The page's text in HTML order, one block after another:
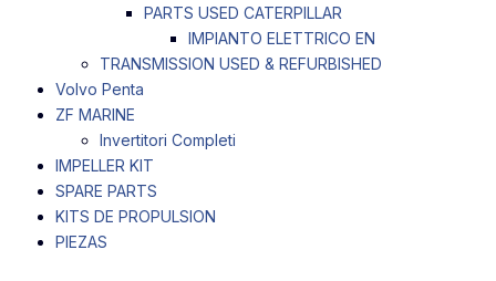
PARTS USED CATERPILLAR
IMPIANTO ELETTRICO EN
TRANSMISSION USED & REFURBISHED
Volvo Penta
ZF MARINE
Invertitori Completi
IMPELLER KIT
SPARE PARTS
KITS DE PROPULSION
PIEZAS